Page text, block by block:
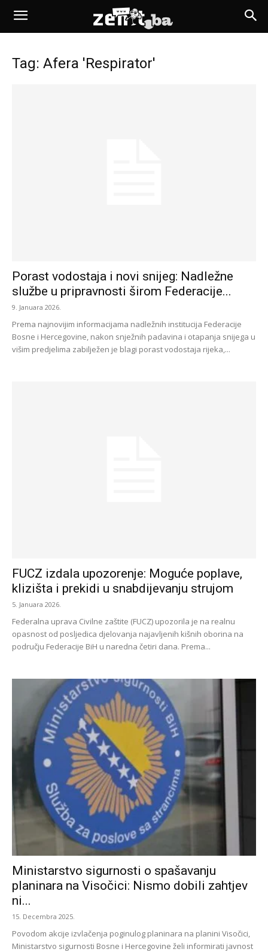
Tag: Afera 'Respirator'
Porast vodostaja i novi snijeg: Nadležne
službe u pripravnosti širom Federacije...
9. Januara 2026.
Prema najnovijim informacijama nadležnih institucija Federacije
Bosne i Hercegovine, nakon snježnih padavina i otapanja snijega u
višim predjelima zabilježen je blagi porast vodostaja rijeka,...
FUCZ izdala upozorenje: Moguće poplave,
klizišta i prekidi u snabdijevanju strujom
5. Januara 2026.
Federalna uprava Civilne zaštite (FUCZ) upozorila je na realnu
opasnost od posljedica djelovanja najavljenih kišnih oborina na
području Federacije BiH u naredna četiri dana. Prema...
Ministarstvo sigurnosti o spašavanju
planinara na Visočici: Nismo dobili zahtjev
ni...
15. Decembra 2025.
Povodom akcije izvlačenja poginulog planinara na planini Visočici,
Ministarstvo sigurnosti Bosne i Hercegovine želi informirati javnost